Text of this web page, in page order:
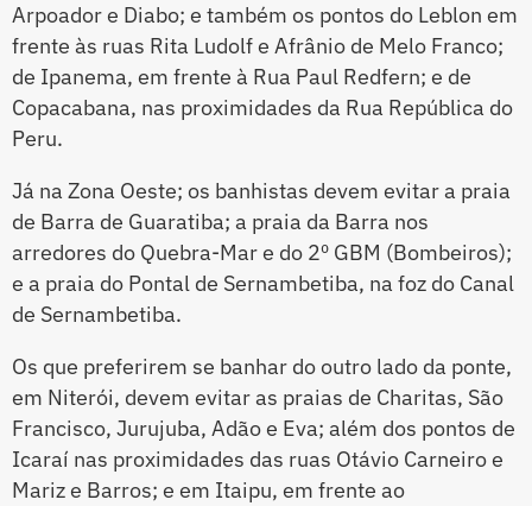
Arpoador e Diabo; e também os pontos do Leblon em
frente às ruas Rita Ludolf e Afrânio de Melo Franco;
de Ipanema, em frente à Rua Paul Redfern; e de
Copacabana, nas proximidades da Rua República do
Peru.
Já na Zona Oeste; os banhistas devem evitar a praia
de Barra de Guaratiba; a praia da Barra nos
arredores do Quebra-Mar e do 2º GBM (Bombeiros);
e a praia do Pontal de Sernambetiba, na foz do Canal
de Sernambetiba.
Os que preferirem se banhar do outro lado da ponte,
em Niterói, devem evitar as praias de Charitas, São
Francisco, Jurujuba, Adão e Eva; além dos pontos de
Icaraí nas proximidades das ruas Otávio Carneiro e
Mariz e Barros; e em Itaipu, em frente ao